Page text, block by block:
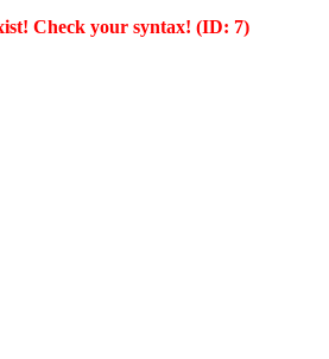
Check your syntax! (ID: 7)